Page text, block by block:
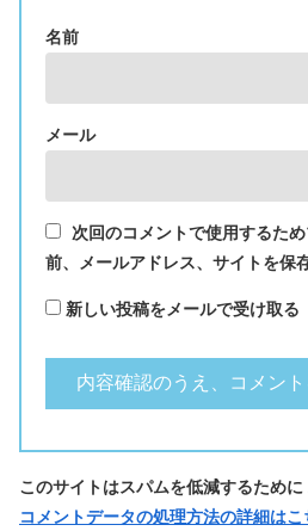
名前
メール
次回のコメントで使用するた
前、メールアドレス、サイトを保
新しい投稿をメールで受け取る
このサイトはスパムを低減するため
コメントデータの処理方法の詳細は